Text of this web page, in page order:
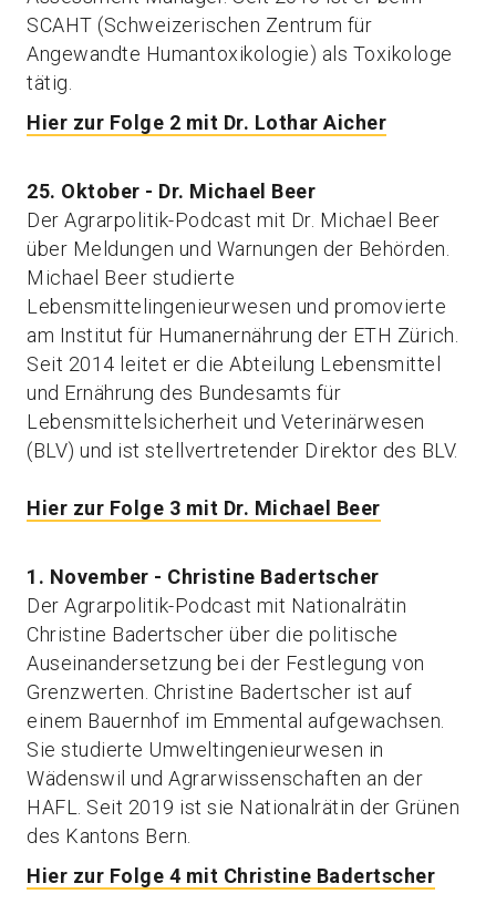
SCAHT (Schweizerischen Zentrum für
Angewandte Humantoxikologie) als Toxikologe
tätig.
Hier zur Folge 2 mit Dr. Lothar Aicher
25. Oktober - Dr. Michael Beer
Der Agrarpolitik-Podcast mit Dr. Michael Beer
über Meldungen und Warnungen der Behörden.
Michael Beer studierte
Lebensmittelingenieurwesen und promovierte
am Institut für Humanernährung der ETH Zürich.
Seit 2014 leitet er die Abteilung Lebensmittel
und Ernährung des Bundesamts für
Lebensmittelsicherheit und Veterinärwesen
(BLV) und ist stellvertretender Direktor des BLV.
Hier zur Folge 3 mit Dr. Michael Beer
1. November - Christine Badertscher
Der Agrarpolitik-Podcast mit Nationalrätin
Christine Badertscher über die politische
Auseinandersetzung bei der Festlegung von
Grenzwerten. Christine Badertscher ist auf
einem Bauernhof im Emmental aufgewachsen.
Sie studierte Umweltingenieurwesen in
Wädenswil und Agrarwissenschaften an der
HAFL. Seit 2019 ist sie Nationalrätin der Grünen
des Kantons Bern.
Hier zur Folge 4 mit Christine Badertscher